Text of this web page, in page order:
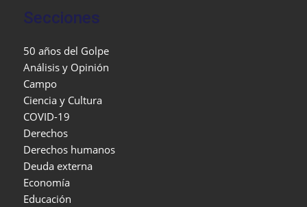
Secciones
50 años del Golpe
Análisis y Opinión
Campo
Ciencia y Cultura
COVID-19
Derechos
Derechos humanos
Deuda externa
Economía
Educación